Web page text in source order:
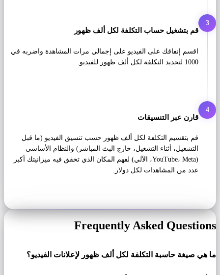
3
قم بتشغيل حساب التكلفة لكل ألف ظهور
اقسم إنفاقك على الفيديو على إجمالي مرات المشاهدة واضربه في
1000 لتحديد التكلفة لكل ألف ظهور للفيديو.
4
قارن عبر التنسيقات
قم بتقسيم التكلفة لكل ألف ظهور حسب تنسيق الفيديو (ما قبل
التشغيل، أثناء التشغيل، خارج البث المباشر) والنظام الأساسي
(YouTube، Meta، الآلي) لفهم المكان الذي تحقق فيه ميزانيتك أكبر
عدد من المشاهدات لكل دولار.
Frequently Asked Questions
ما هي صيغة حاسبة التكلفة لكل ألف ظهور لإعلانات الفيديو؟